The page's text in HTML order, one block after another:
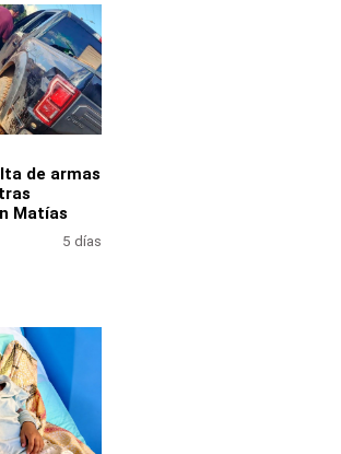
de armas
Matías
5 días